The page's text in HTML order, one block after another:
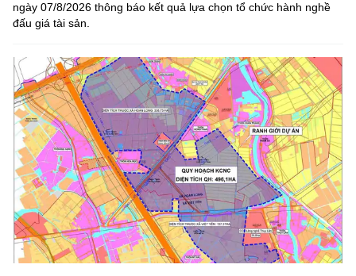
ngày 07/8/2026 thông báo kết quả lựa chọn tổ chức hành nghề
đấu giá tài sản.